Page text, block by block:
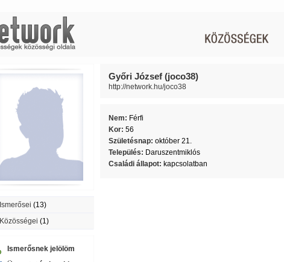
Ismerősei (13)
Közösségei (1)
Ismerősnek jelölöm
Győri József (joco38)
http://network.hu/joco38
Nem: Férfi
Kor: 56
Születésnap: október 21.
Település: Daruszentmiklós
Családi állapot: kapcsolatban